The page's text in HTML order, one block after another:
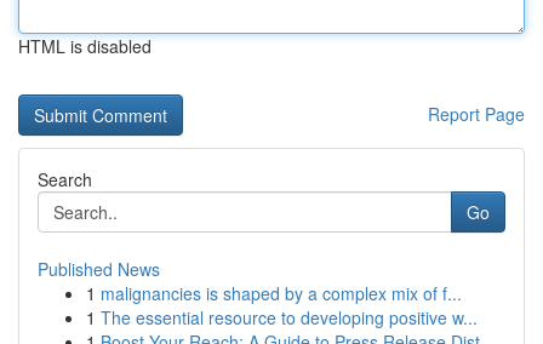
HTML is disabled
Report Page
Search
Go
Published News
1 malignancies is shaped by a complex mix of f...
1 The essential resource to developing positive w...